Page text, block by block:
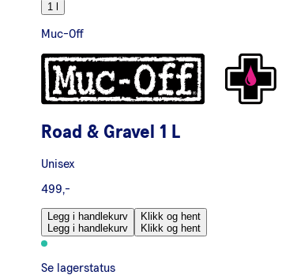
1 l
Muc-Off
Road & Gravel 1 L
Unisex
499,-
Legg i handlekurv
Legg i handlekurv
Klikk og hent
Klikk og hent
Se lagerstatus